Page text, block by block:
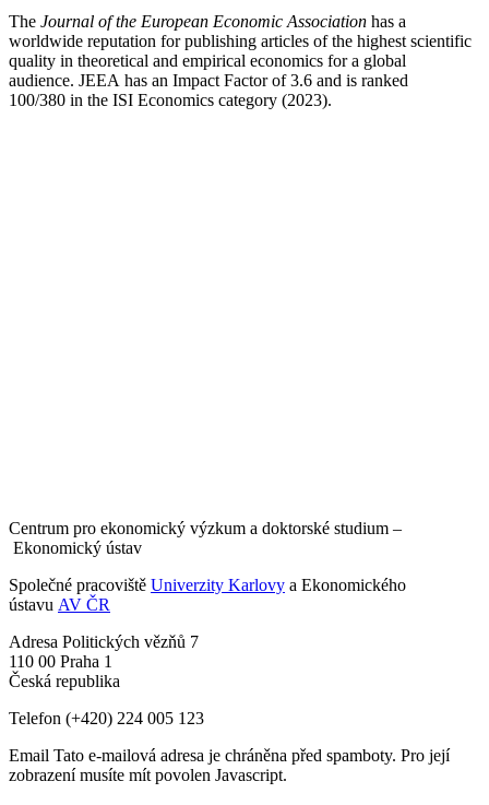
The Journal of the European Economic Association has a
worldwide reputation for publishing articles of the highest scientific
quality in theoretical and empirical economics for a global
audience. JEEA has an Impact Factor of 3.6 and is ranked
100/380 in the ISI Economics category (2023).
Centrum pro ekonomický výzkum a doktorské studium –
Ekonomický ústav
Společné pracoviště Univerzity Karlovy a Ekonomického
ústavu AV ČR
Adresa Politických vězňů 7
110 00 Praha 1
Česká republika
Telefon (+420) 224 005 123
Email Tato e-mailová adresa je chráněna před spamboty. Pro její
zobrazení musíte mít povolen Javascript.